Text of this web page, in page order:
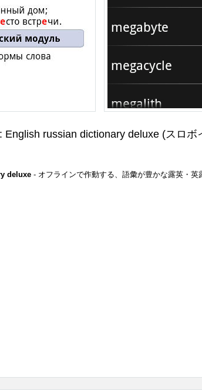
English russian dictionary deluxe (スロボ
deluxe - オフラインで作動する、語彙が豊かな露英・英